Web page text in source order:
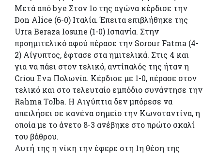
Μετά από bye Στον 1ο της αγώνα κέρδισε την
Don Alice (6-0) Ιταλία. Έπειτα επιβλήθηκε της
Urra Beraza Iosune (1-0) Ισπανία. Στην
προημιτελικό αφού πέρασε την Sorour Fatma (4-
2) Αίγυπτος, έφτασε στα ημιτελικά. Στις 4 και
για να πάει στον τελικό, αντίπαλός της ήταν η
Criou Eva Πολωνία. Κέρδισε με 1-0, πέρασε στον
τελικό και στο τελευταίο εμπόδιο συνάντησε την
Rahma Tolba. Η Αιγύπτια δεν μπόρεσε να
απειλήσει σε κανένα σημείο την Κωνσταντίνα, η
οποία με το άνετο 8-3 ανέβηκε στο πρώτο σκαλί
του βάθρου.
Αυτή της η νίκη την έφερε στη 1η θέση της